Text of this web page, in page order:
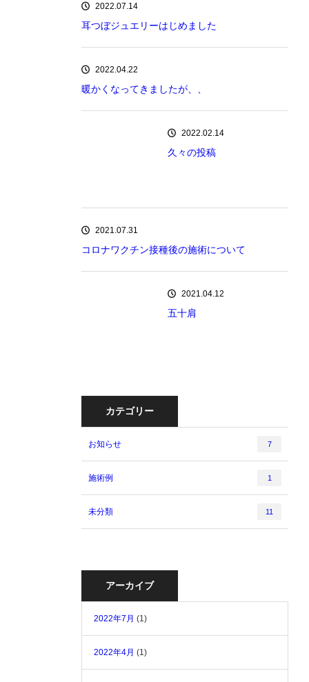
2022.07.14
耳つぼジュエリーはじめました
2022.04.22
暖かくなってきましたが、、
2022.02.14
久々の投稿
2021.07.31
コロナワクチン接種後の施術について
2021.04.12
五十肩
カテゴリー
お知らせ 7
施術例 1
未分類 11
アーカイブ
2022年7月 (1)
2022年4月 (1)